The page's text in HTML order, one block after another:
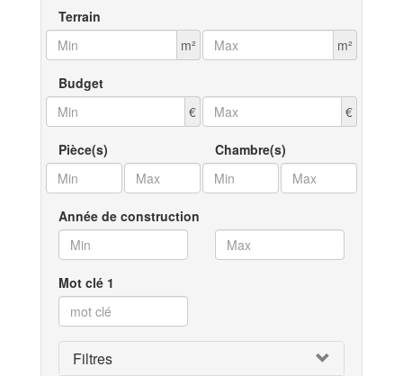
Terrain
m²
m²
Budget
€
€
Pièce(s) Chambre(s)
Année de construction
Mot clé 1
Filtres